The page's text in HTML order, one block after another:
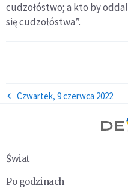
cudzołóstwo; a kto by
się cudzołóstwa”.
Czwartek, 9 czerwca 2022
Świat
Po godzinach